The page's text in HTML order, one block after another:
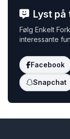
Lyst på
Følg Enkelt
interessante
Facebook
Snapchat